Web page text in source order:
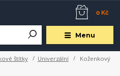
Menu
0 Kč
štítky Univerzální
Koženkový